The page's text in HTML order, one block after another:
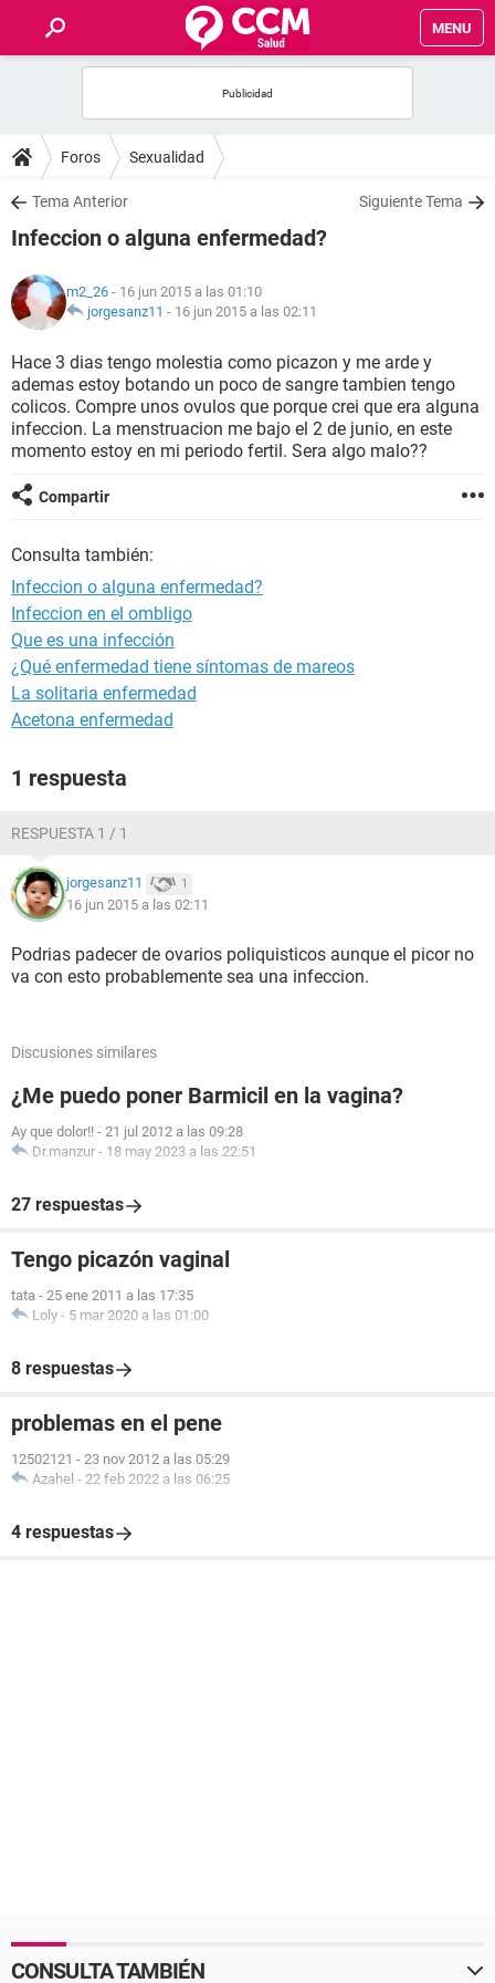
MENU
FOROS
SALUD
NUTRICIÓN
BIENESTAR
SEXUALIDAD
GLOSARIO
Foros Sexualidad
Tema Anterior Siguiente Tema
Infeccion o alguna enfermedad?
m2_26 - 16 jun 2015 a las 01:10
jorgesanz11 - 16 jun 2015 a las 02:11
Hace 3 dias tengo molestia como picazon y me arde y
ademas estoy botando un poco de sangre tambien tengo
colicos. Compre unos ovulos que porque crei que era alguna
infeccion. La menstruacion me bajo el 2 de junio, en este
momento estoy en mi periodo fertil. Sera algo malo??
Compartir
Consulta también:
Infeccion o alguna enfermedad?
Infeccion en el ombligo
Que es una infección
¿Qué enfermedad tiene síntomas de mareos
La solitaria enfermedad
Acetona enfermedad
1 respuesta
RESPUESTA 1 / 1
jorgesanz11 1
16 jun 2015 a las 02:11
Podrias padecer de ovarios poliquisticos aunque el picor no
va con esto probablemente sea una infeccion.
Discusiones similares
¿Me puedo poner Barmicil en la vagina?
Ay que dolor!! - 21 jul 2012 a las 09:28
Dr.manzur - 18 may 2023 a las 22:51
27 respuestas
Tengo picazón vaginal
tata - 25 ene 2011 a las 17:35
Loly - 5 mar 2020 a las 01:00
8 respuestas
problemas en el pene
12502121 - 23 nov 2012 a las 05:29
Azahel - 22 feb 2022 a las 06:25
4 respuestas
CONSULTA TAMBIÉN